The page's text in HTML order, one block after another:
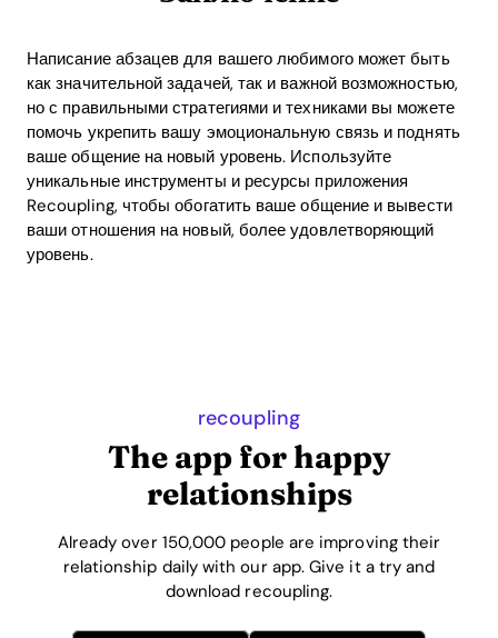
Написание абзацев для вашего любимого может быть
как значительной задачей, так и важной возможностью,
но с правильными стратегиями и техниками вы можете
помочь укрепить вашу эмоциональную связь и поднять
ваше общение на новый уровень. Используйте
уникальные инструменты и ресурсы приложения
Recoupling, чтобы обогатить ваше общение и вывести
ваши отношения на новый, более удовлетворяющий
уровень.
recoupling
The app for happy
relationships
Already over 150,000 people are improving their
relationship daily with our app. Give it a try and
download recoupling.